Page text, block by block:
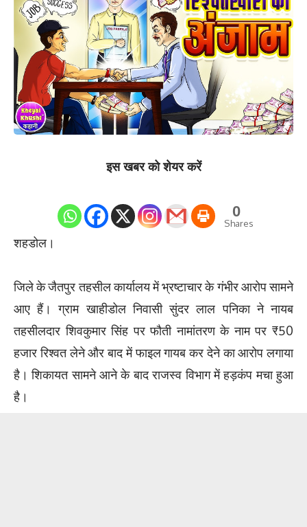
इस खबर को शेयर करें
0
Shares
शहडोल।
जिले के जैतपुर तहसील कार्यालय में भ्रष्टाचार के गंभीर आरोप सामने
आए हैं। ग्राम खाहीडोल निवासी सुंदर लाल पनिका ने नायब
तहसीलदार शिवकुमार सिंह पर फौती नामांतरण के नाम पर ₹50
हजार रिश्वत लेने और बाद में फाइल गायब कर देने का आरोप लगाया
है। शिकायत सामने आने के बाद राजस्व विभाग में हड़कंप मचा हुआ
है।